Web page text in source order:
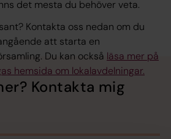
det mesta du behöver veta.
Kontakta oss nedan om du
att starta en
Du kan också läsa mer på
hemsida om lokalavdelningar.
Kontakta mig